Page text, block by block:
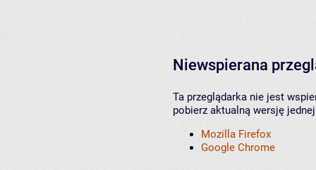
Niewspierana
Ta przeglądarka nie jest
pobierz aktualną wersję
Mozilla Firefox
Google Chrome